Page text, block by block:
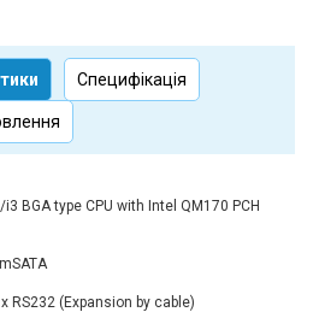
Специфікація
BGA type CPU with Intel QM170 PCH
RS232 (Expansion by cable)